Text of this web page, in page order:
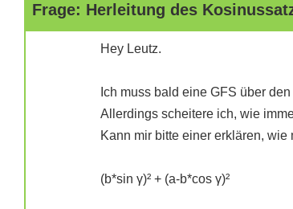
Frage: Herleitung des
Hey Leutz.
Ich muss bald eine GFS über
Allerdings scheitere ich, wie
Kann mir bitte einer erklären, wie
(b*sin γ)² + (a-b*cos γ)²